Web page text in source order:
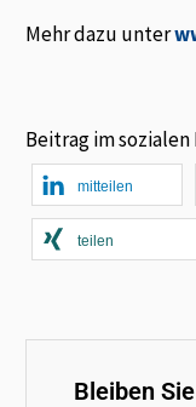
Mehr dazu unter
Beitrag im
mitteilen
teilen
Bleiben